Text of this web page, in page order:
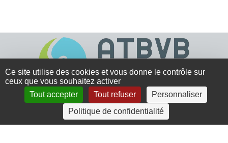
4 rue Crec’h-Ugen
22810 Belle Isle en Terre
Ce site utilise des cookies et vous donne le contrôle sur
ceux que vous souhaitez activer
Tout accepter
Tout refuser
Personnaliser
Politique de confidentialité